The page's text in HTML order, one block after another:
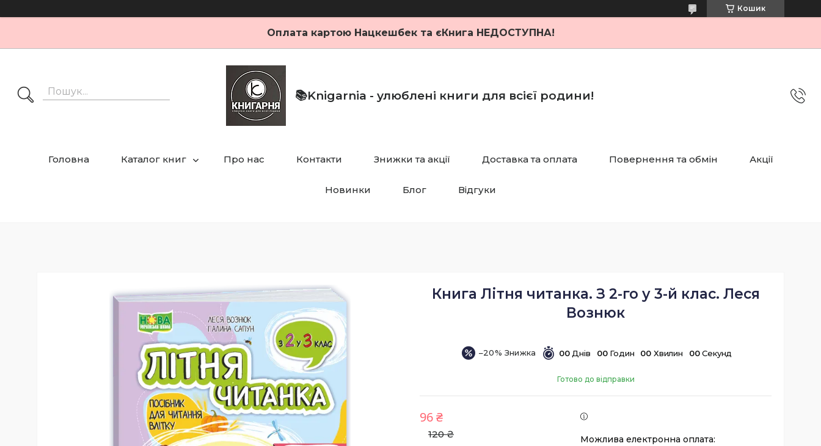
Кошик
Оплата картою Нацкешбек та єКнига НЕДОСТУПНА!
📚Knigarnia - улюблені книги для всієї родини!
Головна Каталог книг Про нас Контакти Знижки та акції Доставка та оплата Повернення та обмін Акції
Новинки Блог Відгуки
Книга Літня читанка. З 2-го у 3-й клас. Леся
Вознюк
–20% 00 Днів 00 Годин 00 Хвилин 00 Секунд
Готово до відправки
120 ₴
96 ₴